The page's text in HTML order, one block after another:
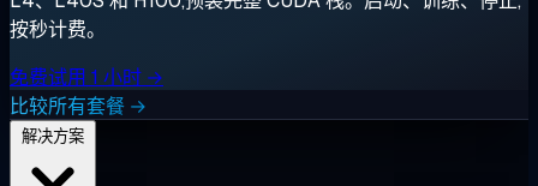
按秒计费。
免费试用 1 小时 →
比较所有套餐 →